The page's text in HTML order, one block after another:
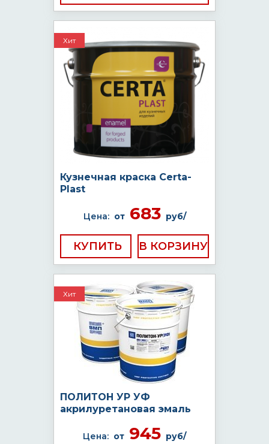
Хит
Кузнечная краска Certa-
Plast
Цена: от683 руб/
КУПИТЬ
Хит
ПОЛИТОН УР УФ
акрилуретановая эмаль
Цена: от 945 руб/